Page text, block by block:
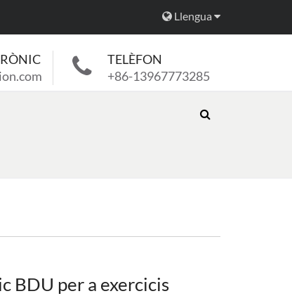
Llengua
TELÈFON
+86-13967773285
BDU per a exercicis